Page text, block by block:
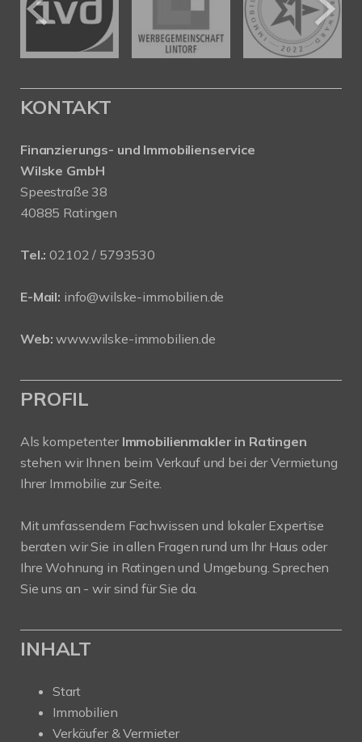
KONTAKT
Finanzierungs- und Immobilienservice
Wilske GmbH
Speestraße 38
40885 Ratingen
Tel.: 02102 / 5793530
E-Mail: info@wilske-immobilien.de
Web: www.wilske-immobilien.de
PROFIL
Als kompetenter Immobilienmakler in Ratingen
stehen wir Ihnen beim Verkauf und bei der Vermietung
Ihrer Immobilie zur Seite.
Mit umfassendem Fachwissen und lokaler Expertise
beraten wir Sie in allen Fragen rund um Ihr Haus oder
Ihre Wohnung in Ratingen und Umgebung. Sprechen
Sie uns an - wir sind für Sie da.
INHALT
Start
Immobilien
Verkäufer & Vermieter